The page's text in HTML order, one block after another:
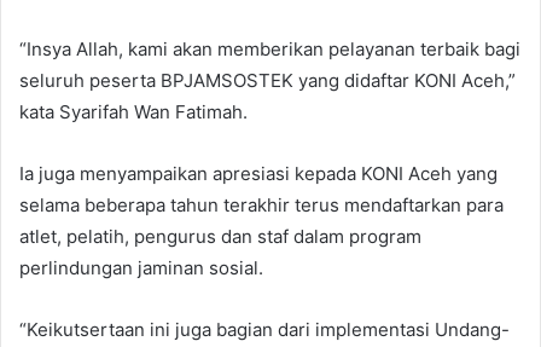
“Insya Allah, kami akan memberikan pelayanan terbaik bagi
seluruh peserta BPJAMSOSTEK yang didaftar KONI Aceh,”
kata Syarifah Wan Fatimah.
Ia juga menyampaikan apresiasi kepada KONI Aceh yang
selama beberapa tahun terakhir terus mendaftarkan para
atlet, pelatih, pengurus dan staf dalam program
perlindungan jaminan sosial.
“Keikutsertaan ini juga bagian dari implementasi Undang-